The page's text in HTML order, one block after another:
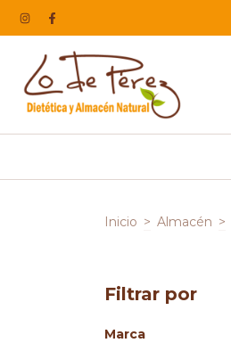
HACEMOS ENVIOS A TODO EL PAIS
Inicio > Almacén >
Filtrar por
Marca